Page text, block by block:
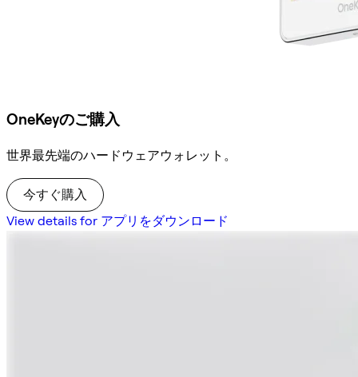
OneKeyのご購入
世界最先端のハードウェアウォレット。
今すぐ購入
View details for アプリをダウンロード